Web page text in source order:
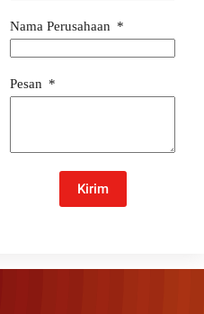
Nama Perusahaan
Pesan
Kirim